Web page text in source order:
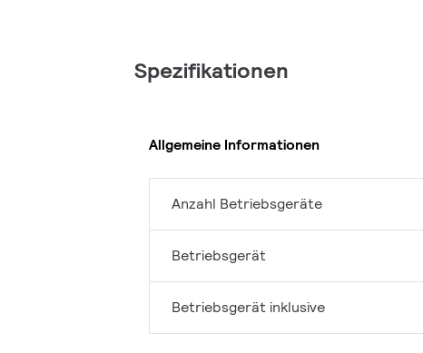
Spezifikationen
Allgemeine Informationen
Anzahl Betriebsgeräte
Betriebsgerät
Betriebsgerät inklusive